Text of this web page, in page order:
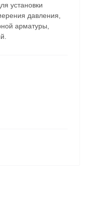
установки
давления,
арматуры,